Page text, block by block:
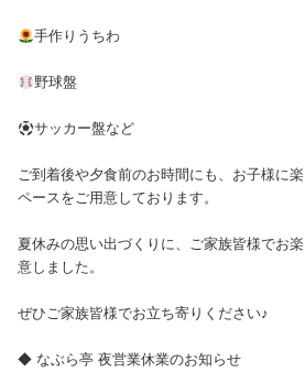
手作りうちわ
野球盤
サッカー盤など
ご到着後や夕食前のお時間にも、お子様に
ペースをご用意しております。
夏休みの思い出づくりに、ご家族皆様でお
意しました。
ぜひご家族皆様でお立ち寄りください♪
◆ なぶら亭 夜営業休業のお知らせ